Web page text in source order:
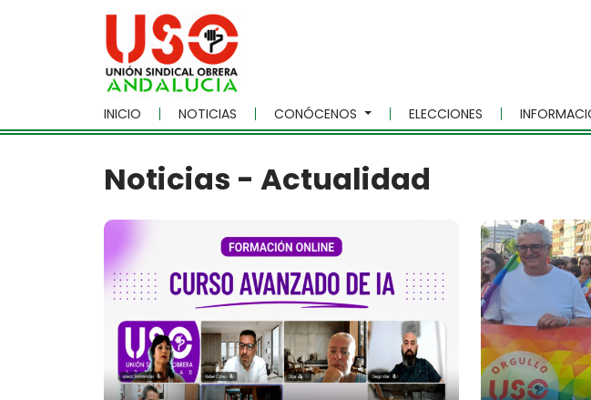
Skip to main content
INICIO NOTICIAS CONÓCENOS ELECCIONES
Noticias - Actualidad